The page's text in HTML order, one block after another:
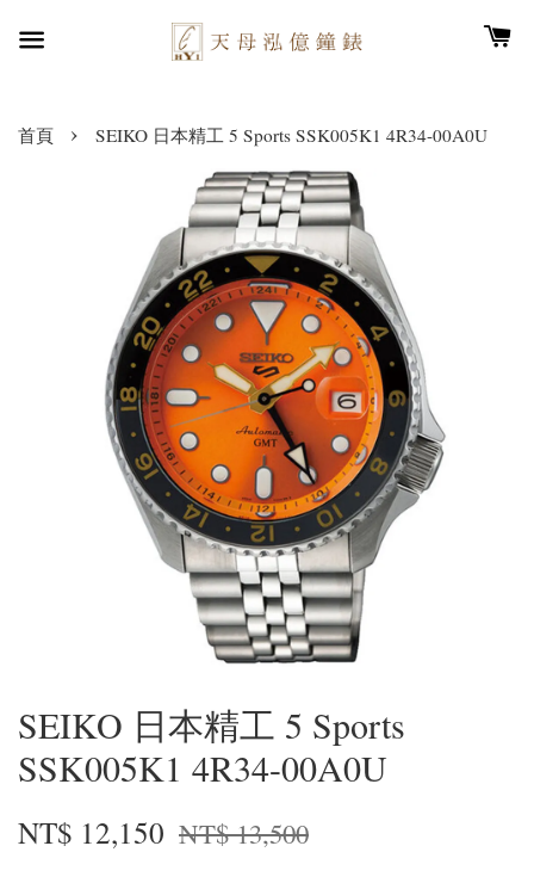
首頁 › SEIKO 日本精工 5 Sports SSK005K1 4R34-00A0U
SEIKO 日本精工 5 Sports
SSK005K1 4R34-00A0U
NT$ 12,150 NT$ 13,500